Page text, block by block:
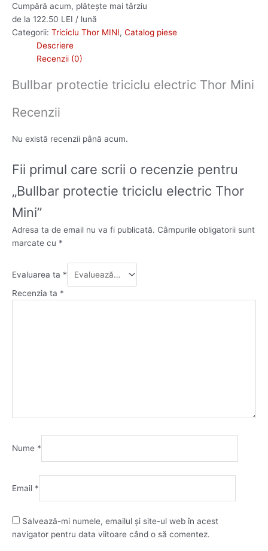
Cumpără acum, plătește mai târziu
de la 122.50 LEI / lună
Categorii: Triciclu Thor MINI, Catalog piese
Descriere
Recenzii (0)
Bullbar protectie triciclu electric Thor Mini
Recenzii
Nu există recenzii până acum.
Fii primul care scrii o recenzie pentru
„Bullbar protectie triciclu electric Thor
Mini”
Adresa ta de email nu va fi publicată. Câmpurile obligatorii sunt
marcate cu *
Evaluarea ta *
Recenzia ta *
Nume *
Email *
Salvează-mi numele, emailul și site-ul web în acest
navigator pentru data viitoare când o să comentez.